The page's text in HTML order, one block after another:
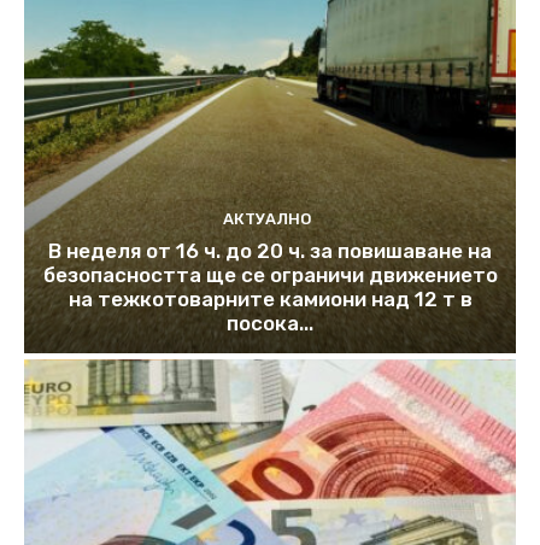
АКТУАЛНО
В неделя от 16 ч. до 20 ч. за повишаване на
безопасността ще се ограничи движението
на тежкотоварните камиони над 12 т в
посока...